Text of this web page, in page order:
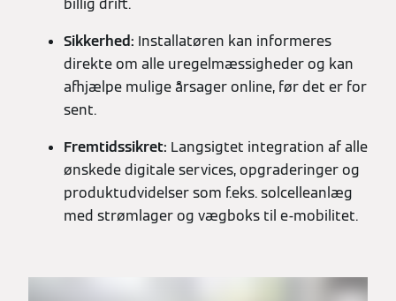
billig drift.
Sikkerhed: Installatøren kan informeres
direkte om alle uregelmæssigheder og kan
afhjælpe mulige årsager online, før det er for
sent.
Fremtidssikret: Langsigtet integration af alle
ønskede digitale services, opgraderinger og
produktudvidelser som f.eks. solcelleanlæg
med strømlager og vægboks til e-mobilitet.